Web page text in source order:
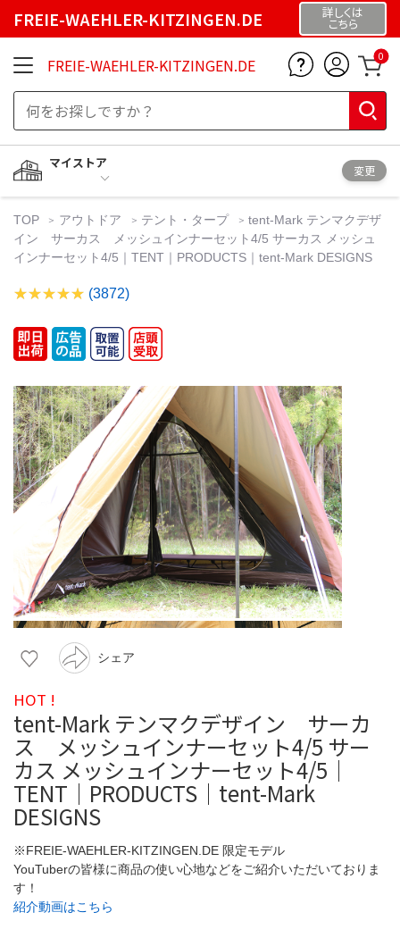
FREIE-WAEHLER-KITZINGEN.DE 詳しくは
こちら
FREIE-WAEHLER-KITZINGEN.DE 0
マイストア
変更
TOP アウトドア テント・タープ
tent-Mark テンマクデザ
イン サーカス メッシュインナーセット4/5 サーカス メッシュ
インナーセット4/5｜TENT｜PRODUCTS｜tent-Mark DESIGNS
(3872)
シェア
HOT !
tent-Mark テンマクデザイン サーカ
ス メッシュインナーセット4/5 サー
カス メッシュインナーセット4/5｜
TENT｜PRODUCTS｜tent-Mark
DESIGNS
※FREIE-WAEHLER-KITZINGEN.DE 限定モデル
YouTuberの皆様に商品の使い心地などをご紹介いただいておりま
す！
紹介動画はこちら